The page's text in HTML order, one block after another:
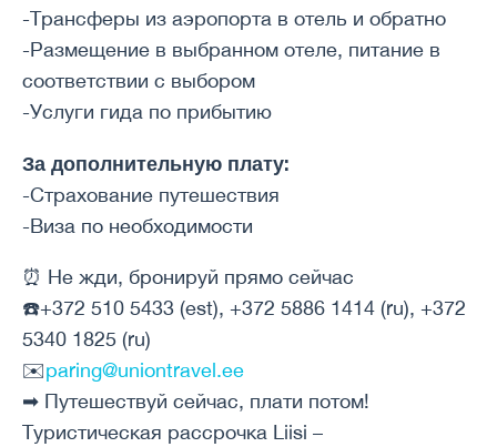
-Трансферы из аэропорта в отель и обратно
-Размещение в выбранном отеле, питание в
соответствии с выбором
-Услуги гида по прибытию
За дополнительную плату:
-Страхование путешествия
-Виза по необходимости
⏰ Не жди, бронируй прямо сейчас
☎️+372 510 5433 (est), +372 5886 1414 (ru), +372
5340 1825 (ru)
✉️paring@uniontravel.ee
➡ Путешествуй сейчас, плати потом!
Туристическая рассрочка Liisi –